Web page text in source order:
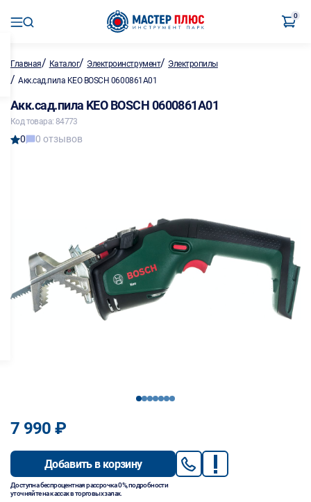
0
Главная/ Каталог/ Электроинструмент/ Электропилы
/ Акк.сад.пила KEO BOSCH 0600861A01
Акк.сад.пила KEO BOSCH 0600861A01
Код товара: 84773
0 0 отзывов
1234567
7 990 ₽
Добавить в корзину
Доступна беспроцентная рассрочка 0%, подробности
уточняйте на кассах в торговых залах.